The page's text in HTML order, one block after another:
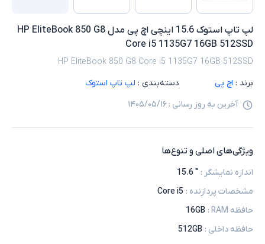
لپ تاپ استوک 15.6 اینچی اچ پی مدل HP EliteBook 850 G8
Core i5 1135G7 16GB 512SSD
HP EliteBook 850 G8 Core i5 1135G7 16GB 512SSD
برند : اچ پی دسته‌بندی : لپ تاپ استوک
آخرین به روز رسانی : ۱۴۰۵/۰۵/۱۶
ویژگی‌های اصلی و تنوع‌ها
اندازه نمایشگر :
" 15.6
مشخصات پردازنده :
Core i5
حافظه RAM
:
16GB
حافظه داخلی :
512GB